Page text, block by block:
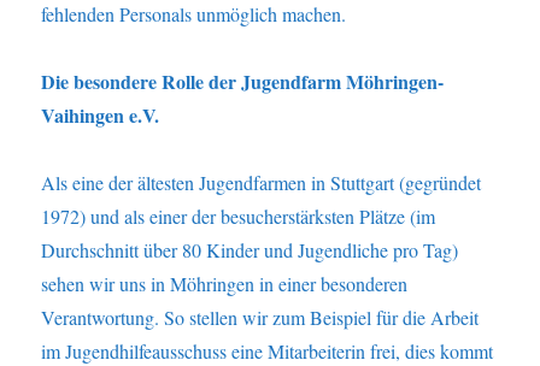
fehlenden Personals unmöglich machen.
Die besondere Rolle der Jugendfarm Möhringen-
Vaihingen e.V.
Als eine der ältesten Jugendfarmen in Stuttgart (gegründet
1972) und als einer der besucherstärksten Plätze (im
Durchschnitt über 80 Kinder und Jugendliche pro Tag)
sehen wir uns in Möhringen in einer besonderen
Verantwortung. So stellen wir zum Beispiel für die Arbeit
im Jugendhilfeausschuss eine Mitarbeiterin frei, dies kommt